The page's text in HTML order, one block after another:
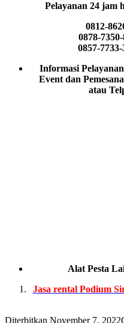
Pelayanan 24 jam
0812-
0878-
0857-
Informasi
Event dan
atau
Alat Pesta
Jasa rental Podium
Diterbitkan November 7, 2022